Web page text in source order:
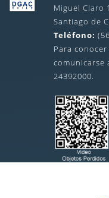
Miguel Claro
Santiago de
Teléfono:
Para
comunicarse
24392000.